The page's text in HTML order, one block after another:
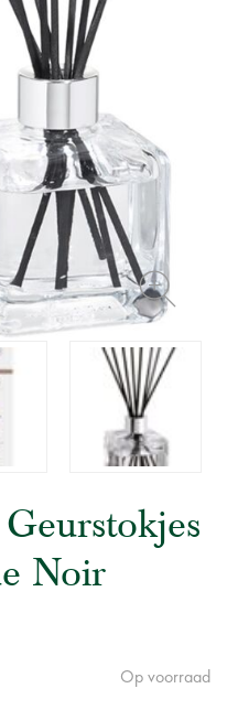
Noir
Op voorraad